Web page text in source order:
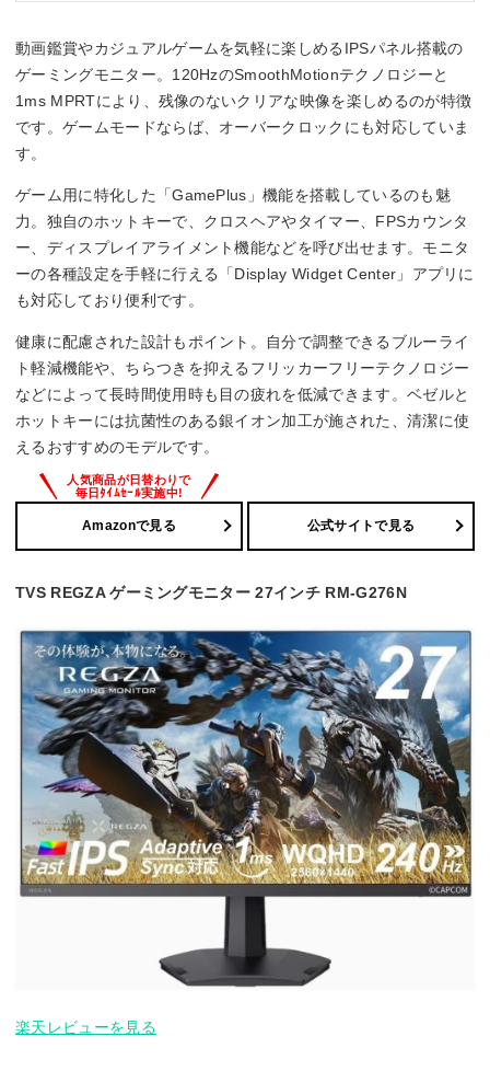
動画鑑賞やカジュアルゲームを気軽に楽しめるIPSパネル搭載の
ゲーミングモニター。120HzのSmoothMotionテクノロジーと
1ms MPRTにより、残像のないクリアな映像を楽しめるのが特徴
です。ゲームモードならば、オーバークロックにも対応していま
す。
ゲーム用に特化した「GamePlus」機能を搭載しているのも魅
力。独自のホットキーで、クロスヘアやタイマー、FPSカウンタ
ー、ディスプレイアライメント機能などを呼び出せます。モニタ
ーの各種設定を手軽に行える「Display Widget Center」アプリに
も対応しており便利です。
健康に配慮された設計もポイント。自分で調整できるブルーライ
ト軽減機能や、ちらつきを抑えるフリッカーフリーテクノロジー
などによって長時間使用時も目の疲れを低減できます。ベゼルと
ホットキーには抗菌性のある銀イオン加工が施された、清潔に使
えるおすすめのモデルです。
Amazonで見る 公式サイトで見る
TVS REGZA ゲーミングモニター 27インチ RM-G276N
楽天レビューを見る